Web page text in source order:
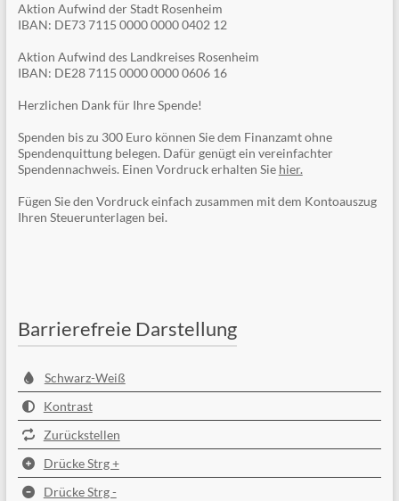
Aktion Aufwind der Stadt Rosenheim
IBAN: DE73 7115 0000 0000 0402 12
Aktion Aufwind des Landkreises Rosenheim
IBAN: DE28 7115 0000 0000 0606 16
Herzlichen Dank für Ihre Spende!
Spenden bis zu 300 Euro können Sie dem Finanzamt ohne
Spendenquittung belegen. Dafür genügt ein vereinfachter
Spendennachweis. Einen Vordruck erhalten Sie hier.
Fügen Sie den Vordruck einfach zusammen mit dem Kontoauszug
Ihren Steuerunterlagen bei.
Barrierefreie Darstellung
Schwarz-Weiß
Kontrast
Zurückstellen
Drücke Strg +
Drücke Strg -